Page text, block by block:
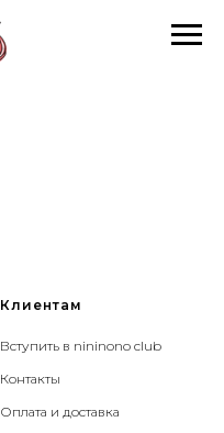
Клиентам
Вступить в nininono club
Контакты
Оплата и доставка